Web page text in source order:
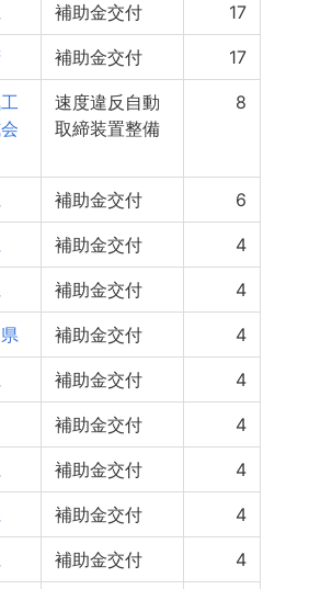
補助金交付 17
補助金交付 17
速度違反自動
取締装置整備
8
補助金交付 6
補助金交付 4
補助金交付 4
補助金交付 4
補助金交付 4
補助金交付 4
補助金交付 4
補助金交付 4
補助金交付 4